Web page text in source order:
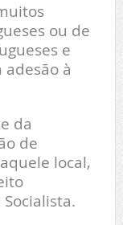
ou de
e
à
da
de
local,